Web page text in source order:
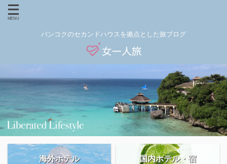
バンコクのセカンドハウスを拠点とした旅ブログ
海外ホテル 国内ホテル・宿